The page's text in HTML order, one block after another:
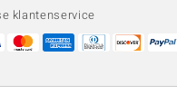
klantenservice